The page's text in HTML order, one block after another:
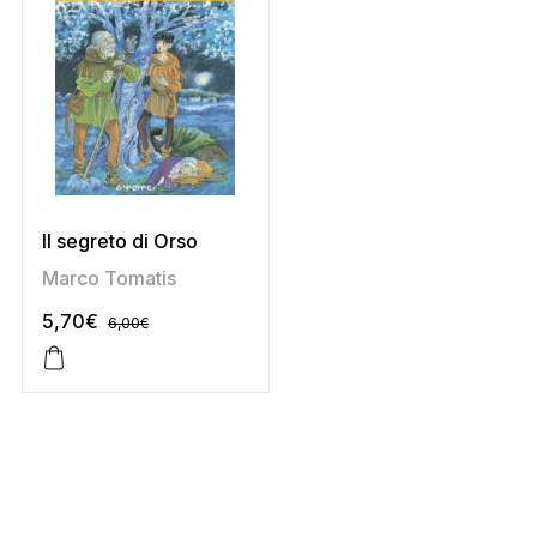
Il segreto di Orso
Marco Tomatis
5,70€ 6,00€